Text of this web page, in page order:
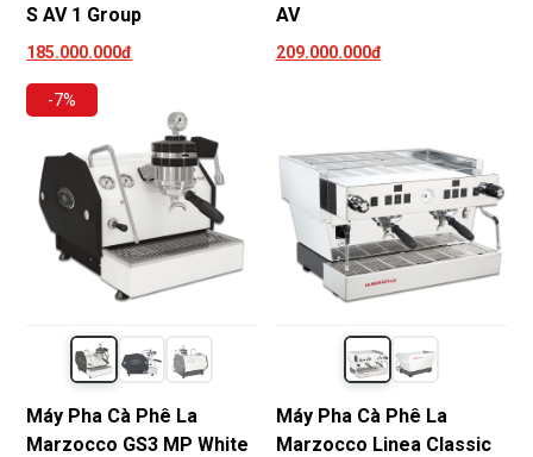
S AV 1 Group
185.000.000đ
AV
209.000.000đ
-7%
Máy Pha Cà Phê La
Marzocco GS3 MP White
Máy Pha Cà Phê La
Marzocco Linea Classic